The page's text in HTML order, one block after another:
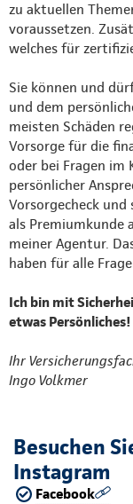
zu aktuellen
voraussetzen.
welches für
Sie können und
und dem
meisten Schäden
Vorsorge für die
oder bei Fragen im
persönlicher
Vorsorgecheck und
als Premiumkunde
meiner Agentur.
haben für alle
Ich bin mit
etwas Persönliches!
Ihr
Ingo Volkmer
Besuchen
Instagram
Facebook